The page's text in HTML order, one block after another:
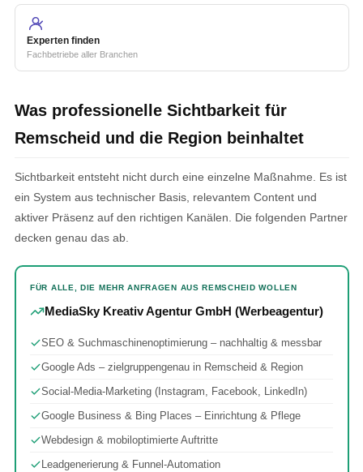
Experten finden
Fachbetriebe aller Branchen
Was professionelle Sichtbarkeit für
Remscheid und die Region beinhaltet
Sichtbarkeit entsteht nicht durch eine einzelne Maßnahme. Es ist
ein System aus technischer Basis, relevantem Content und
aktiver Präsenz auf den richtigen Kanälen. Die folgenden Partner
decken genau das ab.
FÜR ALLE, DIE MEHR ANFRAGEN AUS REMSCHEID WOLLEN
MediaSky Kreativ Agentur GmbH (Werbeagentur)
SEO & Suchmaschinenoptimierung – nachhaltig & messbar
Google Ads – zielgruppengenau in Remscheid & Region
Social-Media-Marketing (Instagram, Facebook, LinkedIn)
Google Business & Bing Places – Einrichtung & Pflege
Webdesign & mobiloptimierte Auftritte
Leadgenerierung & Funnel-Automation